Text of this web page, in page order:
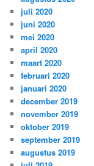
juli 2020
juni 2020
mei 2020
april 2020
maart 2020
februari 2020
januari 2020
december 2019
november 2019
oktober 2019
september 2019
augustus 2019